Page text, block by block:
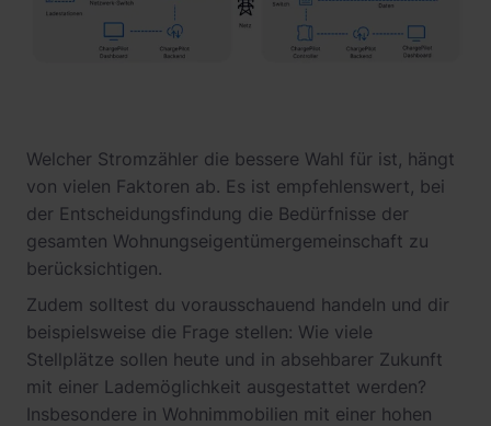
Welcher Stromzähler die bessere Wahl für ist, hängt
von vielen Faktoren ab. Es ist empfehlenswert, bei
der Entscheidungsfindung die Bedürfnisse der
gesamten Wohnungseigentümergemeinschaft zu
berücksichtigen.
Zudem solltest du vorausschauend handeln und dir
beispielsweise die Frage stellen: Wie viele
Stellplätze sollen heute und in absehbarer Zukunft
mit einer Lademöglichkeit ausgestattet werden?
Insbesondere in Wohnimmobilien mit einer hohen